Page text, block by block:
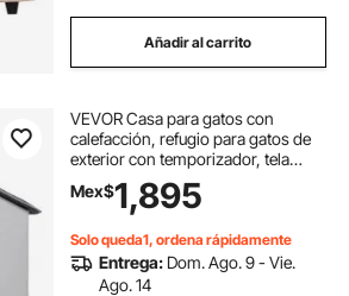
Añadir al carrito
VEVOR Casa para gatos con
calefacción, refugio para gatos de
exterior con temporizador, tela
Oxford 600D plegable con
almohadilla térmica para
mantenerlos cálidos y cómodos en
invierno, gris (medio)
Mex$1,895
Solo queda1, ordena rápidamente
Entrega: Dom. Ago. 9 - Vie.
Ago. 14